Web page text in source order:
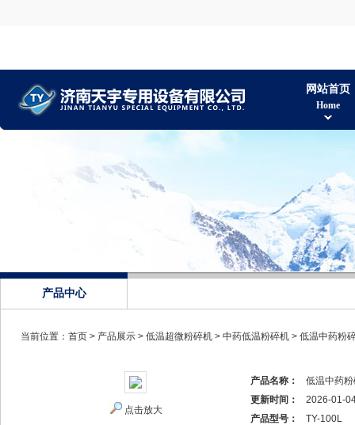
网站首页
Home
产品中心
当前位置： 首页 > 产品展示 > 低温超微粉碎机 > 中药低温粉碎机 > 低温中药粉
点击放大
产品名称：
低温中药
更新时间：
2026-01-
产品型号：
TY-100L